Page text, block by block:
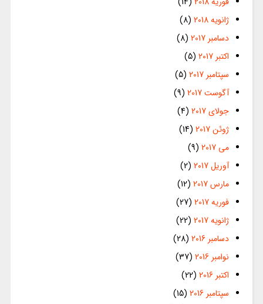
ژانویه 2018
(8)
دسامبر 2017
(8)
اکتبر 2017
(5)
سپتامبر 2017
(5)
آگوست 2017
(9)
جولای 2017
(4)
ژوئن 2017
(14)
می 2017
(9)
آوریل 2017
(2)
مارس 2017
(12)
فوریه 2017
(27)
ژانویه 2017
(22)
دسامبر 2016
(28)
نوامبر 2016
(37)
اکتبر 2016
(22)
سپتامبر 2016
(15)